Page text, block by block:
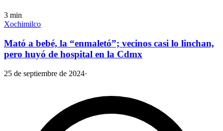
3 min
Xochimilco
Mató a bebé, la “enmaletó”; vecinos casi lo linchan,
pero huyó de hospital en la Cdmx
25 de septiembre de 2024·